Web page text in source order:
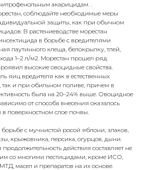
акарицидам. .
соблюдайте необходимые меры
защиты, как при обычном
В растениеводстве морестан
в борьбе с вредителями
паутинного клеща, белокрылку, тлей,
1–2 л/м2. Морестан прошел ряд
высокие овоцидные свойства.
яиц вредителя как в естественных
так и при обильном поливе, причем в
была на 20–24% выше. Овоцидное
от способа внесения оказалось
поверхностном слое почвы.
с мучнистой росой яблони, злаков,
крыжовника, персика, огурцов, дыни.
продолжительность действия составляет не
со многими пестицидами, кроме ИСО,
масел и препаратов на их основе.